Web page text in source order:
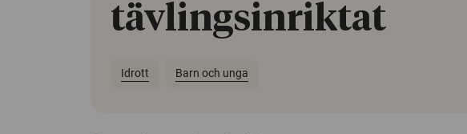
tävlingsinriktat
Idrott Barn och unga